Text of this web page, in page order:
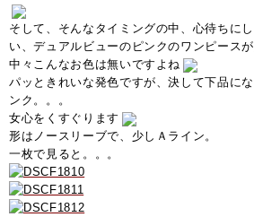
そして、そんなタイミングの中、心待ちに
い、デュアルビューのピンクのワンピース
中々こんなお色は無いですよね
パッときれいな発色ですが、決して下品に
ンク。。。
女心をくすぐります
形はノースリーブで、少しＡライン。
一枚で見ると。。。